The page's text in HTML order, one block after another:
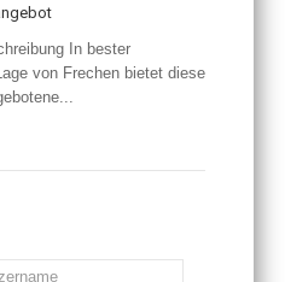
In bester
von Frechen bietet diese